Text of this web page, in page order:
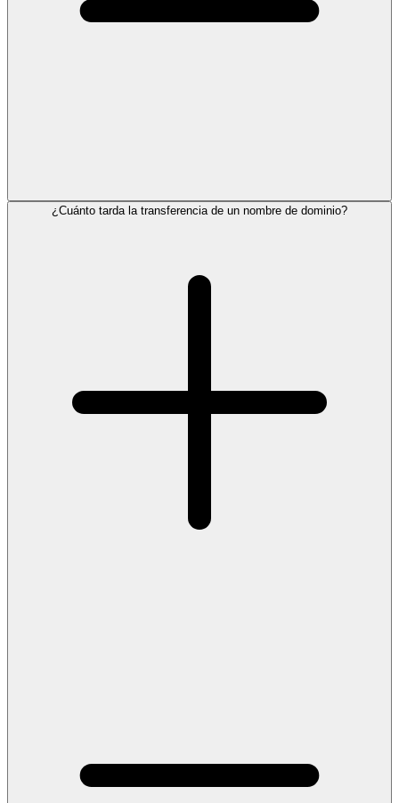
¿Cuánto tarda la transferencia de un nombre de dominio?